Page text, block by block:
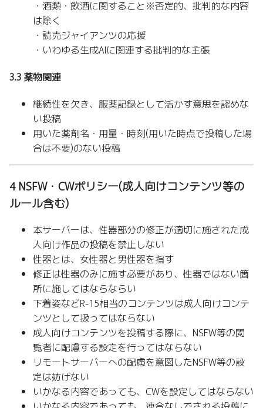
・酒類・飲酒に関すること※否定的、批判的な内容
は除く
・読売ジャイアンツの応援
・いわゆる生成AIに関連する批判的な主張
3.3 薬物関連
継続性を欠き、服薬記録として活かす意思を認めな
い投稿
用いた薬剤名・用量・時刻(用いた時点で投稿した場
合は不要)のない投稿
4 NSFW・CWポリシー(成人向けコンテンツ等の
ルール含む)
本サーバーは、性器部分の修正が適切に施された成
人向け作品の投稿を禁止しない
性器とは、女性器と男性器を指す
修正は性器のみに施す必要があり、性器ではない箇
所に施してはならならい
下着姿などR-15相当のコンテンツは成人向けコンテ
ンツとして扱ってはならない
成人向けコンテンツを投稿する際に、NSFW等の閲
覧者に配慮する設定を行ってはならない
リモートサーバーへの配慮を意図したNSFW等の設
定は妨げない
いかなる内容であっても、CWを設定してはならない